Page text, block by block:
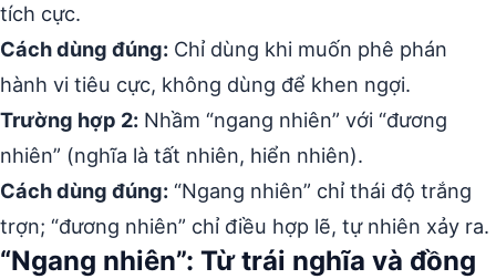
tích cực.
Cách dùng đúng: Chỉ dùng khi muốn phê phán
hành vi tiêu cực, không dùng để khen ngợi.
Trường hợp 2: Nhầm “ngang nhiên” với “đương
nhiên” (nghĩa là tất nhiên, hiển nhiên).
Cách dùng đúng: “Ngang nhiên” chỉ thái độ trắng
trợn; “đương nhiên” chỉ điều hợp lẽ, tự nhiên xảy ra.
“Ngang nhiên”: Từ trái nghĩa và đồng